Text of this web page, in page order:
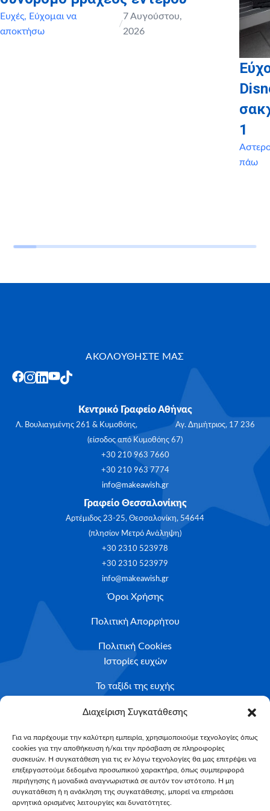
Διαχείριση Συγκατάθεσης
Για να παρέχουμε την καλύτερη εμπειρία, χρησιμοποιούμε τεχνολογίες όπως
cookies για την αποθήκευση ή/και την πρόσβαση σε πληροφορίες
συσκευών. Η συγκατάθεση για τις εν λόγω τεχνολογίες θα μας επιτρέψει να
επεξεργαστούμε δεδομένα προσωπικού χαρακτήρα, όπως συμπεριφορά
περιήγησης ή μοναδικά αναγνωριστικά σε αυτόν τον ιστότοπο. Η μη
συγκατάθεση ή η ανάκληση της συγκατάθεσης, μπορεί να επηρεάσει
αρνητικά ορισμένες λειτουργίες και δυνατότητες.
Ευχές, Εύχομαι να
αποκτήσω
/
7 Αυγούστου,
2026
1
πάω
ΑΚΟΛΟΥΘΗΣΤΕ ΜΑΣ
Κεντρικό Γραφείο Αθήνας
Λ. Βουλιαγμένης 261 & Κυμοθόης, Αγ. Δημήτριος, 17 236
(είσοδος από Κυμοθόης 67)
+30 210 963 7660
+30 210 963 7774
info@makeawish.gr
Γραφείο Θεσσαλονίκης
Αρτέμιδος 23-25, Θεσσαλονίκη, 54644
(πλησίον Μετρό Ανάληψη)
+30 2310 523978
+30 2310 523979
info@makeawish.gr
Όροι Χρήσης
Πολιτική Απορρήτου
Πολιτική Cookies
Ιστορίες ευχών
Το ταξίδι της ευχής
Κριτήρια Καταλληλότητας
Υποβολή Αιτήματος
NEWSLETTER
Email*